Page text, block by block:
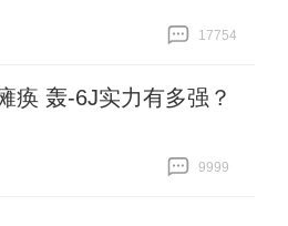
17754
痪 轰-6J实力有多强？
9999